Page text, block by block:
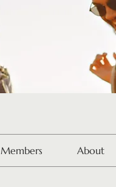
Members About